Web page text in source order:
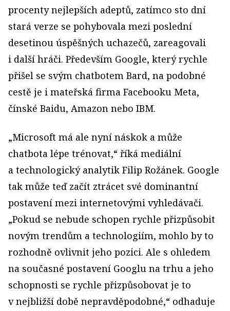
procenty nejlepších adeptů, zatímco sto dní
stará verze se pohybovala mezi poslední
desetinou úspěšných uchazečů, zareagovali
i další hráči. Především Google, který rychle
přišel se svým chatbotem Bard, na podobné
cestě je i mateřská firma Facebooku Meta,
čínské Baidu, Amazon nebo IBM.
„Microsoft má ale nyní náskok a může
chatbota lépe trénovat,“ říká mediální
a technologický analytik Filip Rožánek. Google
tak může teď začít ztrácet své dominantní
postavení mezi internetovými vyhledávači.
„Pokud se nebude schopen rychle přizpůsobit
novým trendům a technologiím, mohlo by to
rozhodně ovlivnit jeho pozici. Ale s ohledem
na současné postavení Googlu na trhu a jeho
schopnosti se rychle přizpůsobovat je to
v nejbližší době nepravděpodobné,“ odhaduje